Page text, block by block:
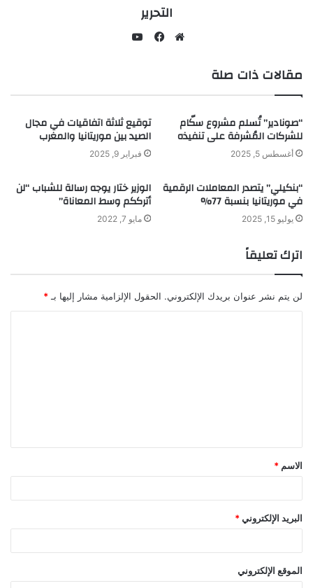
التحرير
مقالات ذات صلة
“صونادير” تُسلم مشروع سكّام
للشركات المُشرفة على تنفيذه
أغسطس 5, 2025
توقيع ثلاثة اتفاقيات في مجال
الصيد بين موريتانيا والمغرب
فبراير 9, 2025
“بنكيلي” يتصدر المعاملات الرقمية
في موريتانيا بنسبة 77%
يوليو 15, 2025
الوزير ختار يوجه رسالة للشباب “لن
أترككم وسط المعاناة”
مايو 7, 2022
اترك تعليقاً
لن يتم نشر عنوان بريدك الإلكتروني. الحقول الإلزامية مشار إليها بـ *
ق
*
الاسم *
البريد الإلكتروني *
الموقع الإلكتروني